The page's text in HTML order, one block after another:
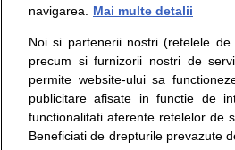
Despre noi
Contact
Intrebari
Consultanti
medicali
navigarea.
Mai multe detalii
Noi si partenerii nostri (retelele
precum si furnizorii nostri de
permite website-ului sa
publicitare afisate in functie de
functionalitati aferente retelelor de
Beneficiati de drepturile prevazute